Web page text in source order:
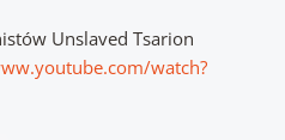
Unslaved Tsarion
watch?